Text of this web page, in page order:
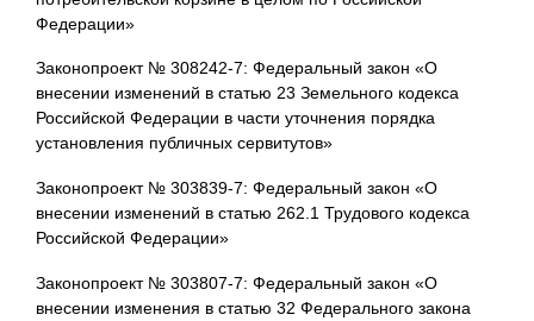
Федерации»
Законопроект № 308242-7: Федеральный закон «О
внесении изменений в статью 23 Земельного кодекса
Российской Федерации в части уточнения порядка
установления публичных сервитутов»
Законопроект № 303839-7: Федеральный закон «О
внесении изменений в статью 262.1 Трудового кодекса
Российской Федерации»
Законопроект № 303807-7: Федеральный закон «О
внесении изменения в статью 32 Федерального закона